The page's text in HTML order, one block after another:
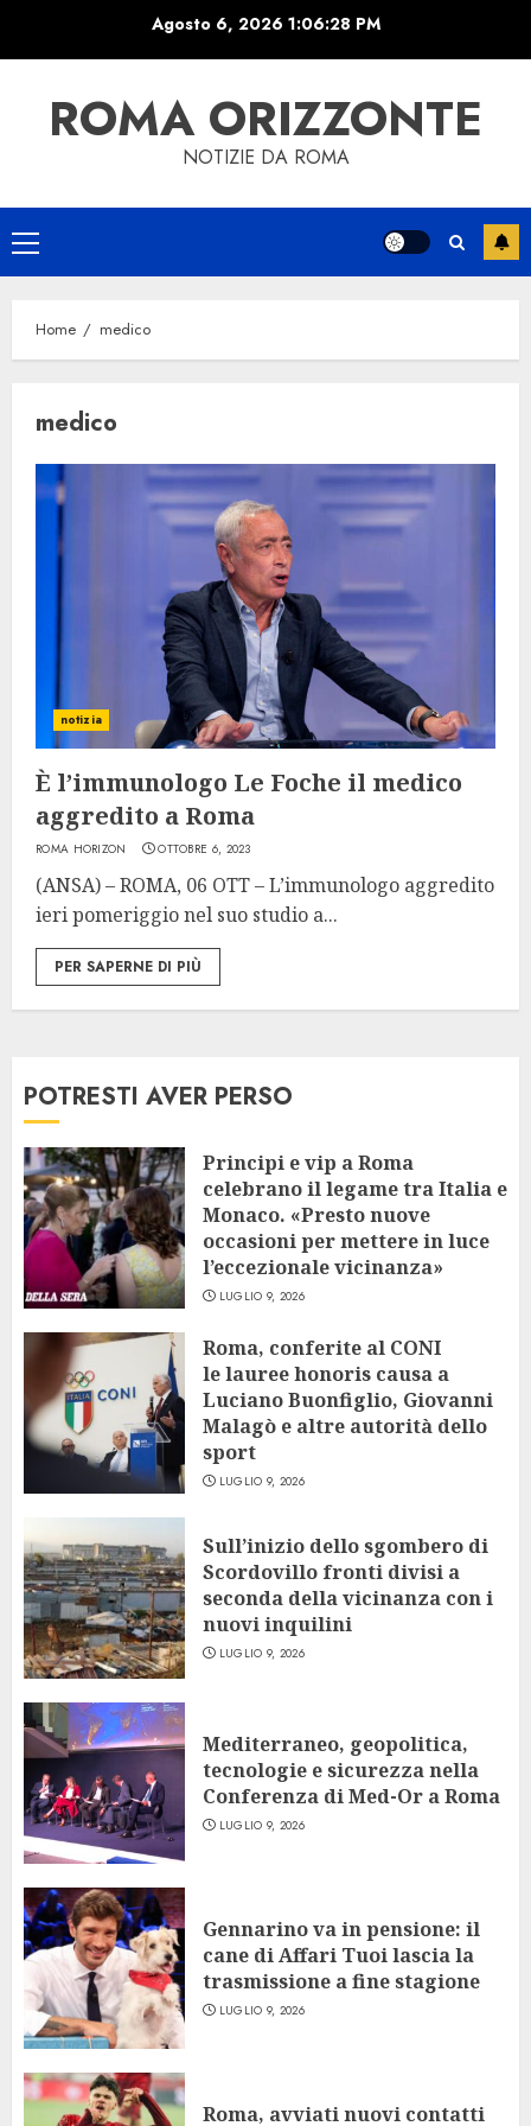
Agosto 6, 2026 1:06:28 PM
ROMA ORIZZONTE
NOTIZIE DA ROMA
Primary
Menu
Home medico
medico
notizia
È l’immunologo Le Foche il medico
aggredito a Roma
ROMA HORIZON OTTOBRE 6, 2023
(ANSA) – ROMA, 06 OTT – L’immunologo aggredito
ieri pomeriggio nel suo studio a...
PER SAPERNE DI PIÙ
POTRESTI AVER PERSO
Principi e vip a Roma
celebrano il legame tra Italia e
Monaco. «Presto nuove
occasioni per mettere in luce
l’eccezionale vicinanza»
LUGLIO 9, 2026
Roma, conferite al CONI
le lauree honoris causa a
Luciano Buonfiglio, Giovanni
Malagò e altre autorità dello
sport
LUGLIO 9, 2026
Sull’inizio dello sgombero di
Scordovillo fronti divisi a
seconda della vicinanza con i
nuovi inquilini
LUGLIO 9, 2026
Mediterraneo, geopolitica,
tecnologie e sicurezza nella
Conferenza di Med-Or a Roma
LUGLIO 9, 2026
Gennarino va in pensione: il
cane di Affari Tuoi lascia la
trasmissione a fine stagione
LUGLIO 9, 2026
Roma, avviati nuovi contatti